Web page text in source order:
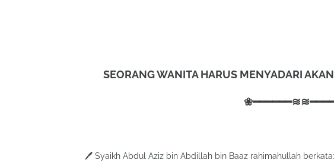
SEORANG WANITA HARUS MENYADARI
🖊️ Syaikh Abdul Aziz bin Abdillah bin Baaz rahimahullah berkata: